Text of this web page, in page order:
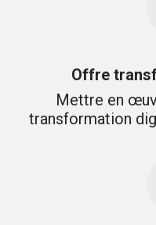
Offre
Mettre en
transformation